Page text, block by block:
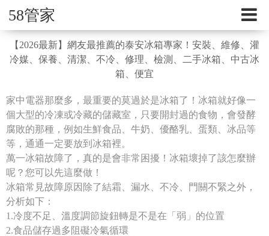
58管家
【2026最新】網友最推薦的泰安冰箱專家！安裝、維修、灌
冷媒、保養、清潔、不冷、修理、檢測、二手冰箱、中古冰
箱、便宜
家中電器那麼多，最重要的莫過於是冰箱了！冰箱就好像一
個大型的冷凍或冷藏的儲藏室，只要開封過的食物，會發酵
腐敗的那種，例如生鮮食品、牛奶、優酪乳、蛋類、冰品等
等，通通一定要放到冰箱裡。
萬一冰箱故障了，真的是會非常困擾！冰箱壞掉了該怎麼辦
呢？您可以先這麼做！
冰箱常見故障原因除了結霜、漏水、不冷、門關不緊之外，
分析如下：
1.冷度不足、溫度調節旋鈕轉是不是在「弱」的位置
2.食品儲存過多阻礙冷氣循環